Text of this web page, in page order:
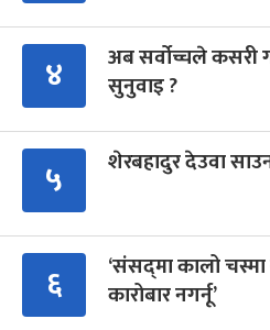
४
अब सर्वोच्चले कसरी
सुनुवाइ ?
५ शेरबहादुर देउवा
६
‘संसद्‍मा कालो
कारोबार नगर्नू’